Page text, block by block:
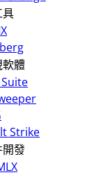
具
體
Strike
發